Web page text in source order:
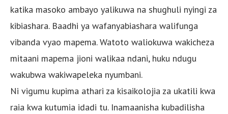
katika masoko ambayo yalikuwa na shughuli nyingi za
kibiashara. Baadhi ya wafanyabiashara walifunga
vibanda vyao mapema. Watoto waliokuwa wakicheza
mitaani mapema jioni walikaa ndani, huku ndugu
wakubwa wakiwapeleka nyumbani.
Ni vigumu kupima athari za kisaikolojia za ukatili kwa
raia kwa kutumia idadi tu. Inamaanisha kubadilisha